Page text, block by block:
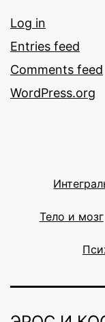
Log in
Entries feed
Comments feed
WordPress.org
Тело и мозг